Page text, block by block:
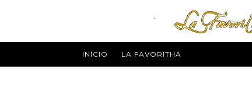
INÍCIO LA FAVORITHÁ